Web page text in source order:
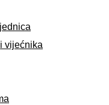
vijećnika